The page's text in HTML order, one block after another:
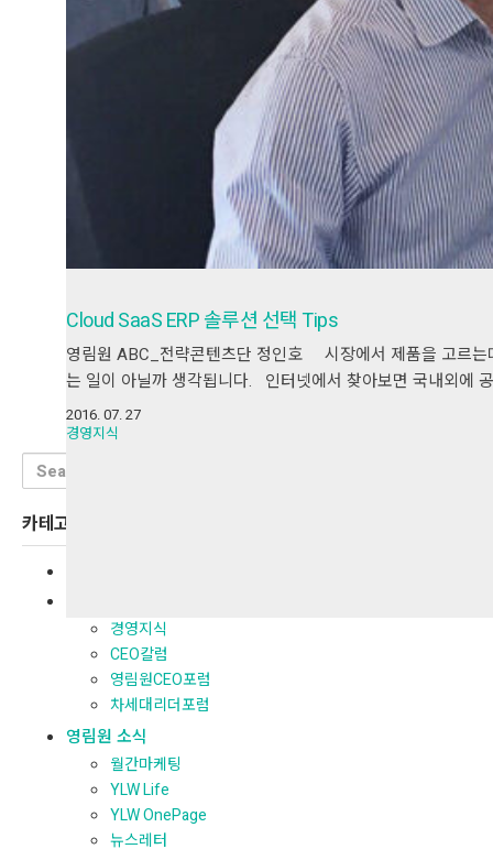
Cloud SaaS ERP 솔루션 선택 Tips
영림원 ABC_전략콘텐츠단 정인호 시장에서 제품을 고르는
는 일이 아닐까 생각됩니다. 인터넷에서 찾아보면 국내외에
2016. 07. 27
경영지식
Search
for:
카테고리
경영지식
CEO칼럼
영림원CEO포럼
차세대리더포럼
영림원 소식
월간마케팅
YLW Life
YLW OnePage
뉴스레터